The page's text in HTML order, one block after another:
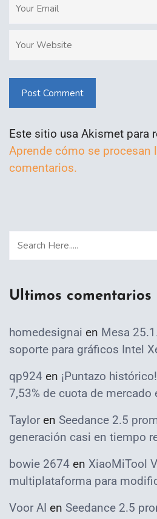
Post Comment
Este sitio usa Akismet para
Aprende cómo se procesan
comentarios.
Ultimos comentarios
homedesignai en Mesa
soporte para gráficos Intel
qp924 en ¡Puntazo
7,53% de cuota de mercado
Taylor en Seedance 2.5
generación casi en tiempo
bowie 2674 en XiaoMiTool
multiplataforma para
Voor AI en Seedance 2.5